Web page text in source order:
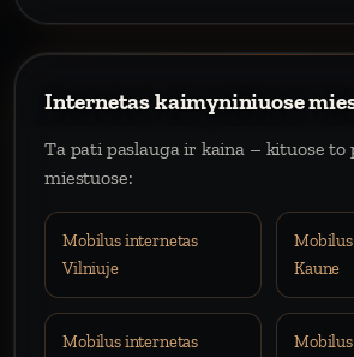
Internetas kaimyniniuose
Ta pati paslauga ir kaina – kituose to
miestuose:
Mobilus internetas
Vilniuje
Kaune
Mobilus internetas